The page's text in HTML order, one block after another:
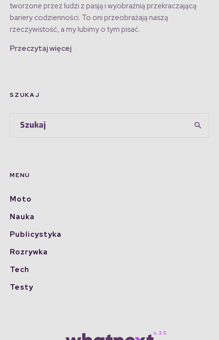
tworzone przez ludzi z pasją i wyobraźnią przekraczającą
bariery codzienności. To oni przeobrażają naszą
rzeczywistość, a my lubimy o tym pisać.
Przeczytaj więcej
SZUKAJ
MENU
Moto
Nauka
Publicystyka
Rozrywka
Tech
Testy